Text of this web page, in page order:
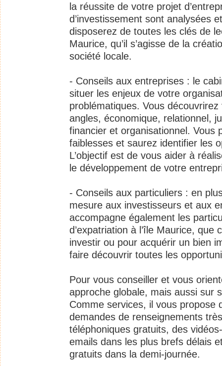
la réussite de votre projet
d’investissement sont analysées
disposerez de toutes les clés de
Maurice, qu’il s’agisse de la
société locale.
- Conseils aux entreprises : le
situer les enjeux de votre
problématiques. Vous
angles, économique, relationnel,
financier et organisationnel. Vous
faiblesses et saurez identifier les
L’objectif est de vous aider à
le développement de votre
- Conseils aux particuliers : en
mesure aux investisseurs et aux
accompagne également les
d’expatriation à l’île Maurice,
investir ou pour acquérir un bien
faire découvrir toutes les
Pour vous conseiller et vous
approche globale, mais aussi sur
Comme services, il vous propose
demandes de renseignements
téléphoniques gratuits, des
emails dans les plus brefs délais
gratuits dans la demi-journée.